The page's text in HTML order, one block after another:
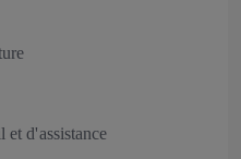
et d'assistance